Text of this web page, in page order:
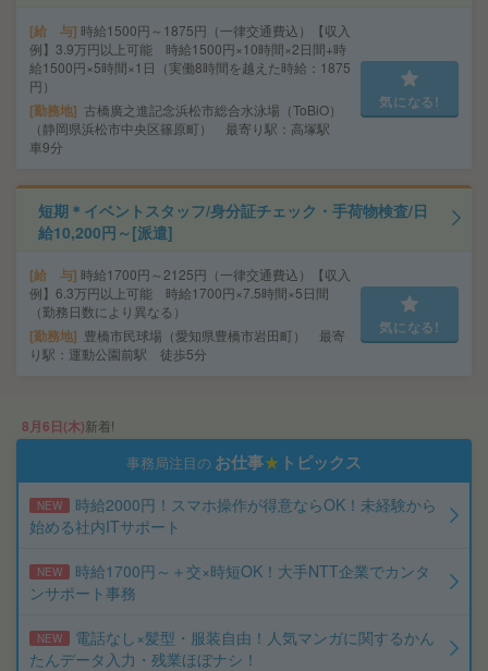
給 与 時給1500円～1875円（一律交通費込）【収入
例】3.9万円以上可能 時給1500円×10時間×2日間+時
給1500円×5時間×1日（実働8時間を越えた時給：1875
円）
勤務地
古橋廣之進記念浜松市総合水泳場（ToBiO）
（静岡県浜松市中央区篠原町） 最寄り駅：高塚駅
車9分
気になる!
短期＊イベントスタッフ/身分証チェック・手荷物検査/日
給10,200円～[派遣]
給 与 時給1700円～2125円（一律交通費込）【収入
例】6.3万円以上可能 時給1700円×7.5時間×5日間
（勤務日数により異なる）
勤務地
豊橋市民球場（愛知県豊橋市岩田町） 最寄
り駅：運動公園前駅 徒歩5分
気になる!
8月6日(木)新着!
事務局注目の お仕事★ トピックス
NEW
時給2000円！スマホ操作が得意ならOK！未経験から
始める社内ITサポート
NEW
時給1700円～＋交×時短OK！大手NTT企業でカンタ
ンサポート事務
NEW
電話なし×髪型・服装自由！人気マンガに関するかん
たんデータ入力・残業ほぼナシ！